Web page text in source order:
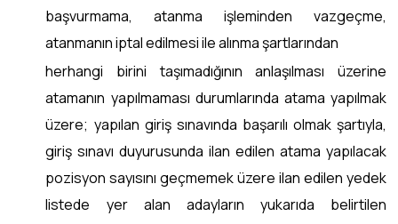
başvurmama, atanma işleminden vazgeçme,
atanmanın iptal edilmesi ile alınma şartlarından
herhangi birini taşımadığının anlaşılması üzerine
atamanın yapılmaması durumlarında atama yapılmak
üzere; yapılan giriş sınavında başarılı olmak şartıyla,
giriş sınavı duyurusunda ilan edilen atama yapılacak
pozisyon sayısını geçmemek üzere ilan edilen yedek
listede yer alan adayların yukarıda belirtilen